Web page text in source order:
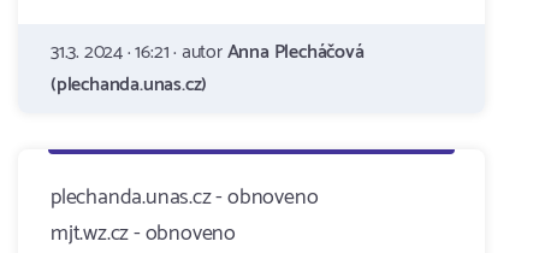
31.3. 2024 · 16:21 · autorAnna Plecháčová
(plechanda.unas.cz)
plechanda.unas.cz - obnoveno
mjt.wz.cz - obnoveno